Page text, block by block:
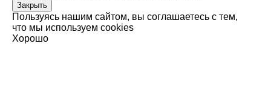
Закрыть
Пользуясь нашим сайтом, вы соглашаетесь с тем,
что мы используем cookies
Хорошо